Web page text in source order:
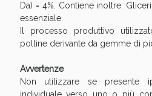
Da) = 4%. Contiene inoltre:
essenziale.
Il processo produttivo
polline derivante da gemme di
Avvertenze
Non utilizzare se presente